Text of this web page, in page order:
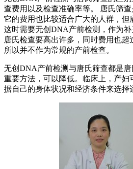
查费用以及检查准确率等。 唐氏筛查
它的费用也比较适合广大的人群，但
这时需要无创DNA产前检测，作为
唐氏检查要高出许多，同时费用也超
所以并不作为常规的产前检查。
无创DNA产前检测与唐氏筛查都是
重要方法，可以降低。临床上，产妇
据自己的身体状况和经济条件来选择